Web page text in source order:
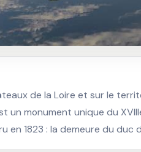
de la Loire et sur le
un monument unique du
en 1823 : la demeure du duc